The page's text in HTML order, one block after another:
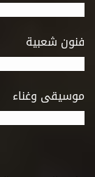
فنون شعبية
موسيقى وغناء